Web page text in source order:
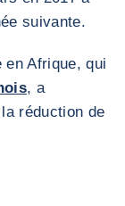
suivante.
Afrique, qui
, a
réduction de